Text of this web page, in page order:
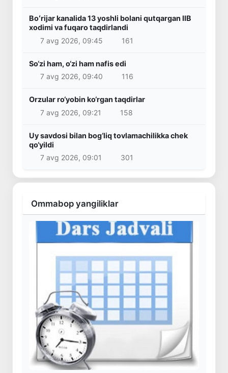
Boʻrijar kanalida 13 yoshli bolani qutqargan IIB
xodimi va fuqaro taqdirlandi
7 avg 2026, 09:45
161
So‘zi ham, o‘zi ham nafis edi
7 avg 2026, 09:40
116
Orzular ro‘yobin ko‘rgan taqdirlar
7 avg 2026, 09:21
158
Uy savdosi bilan bog‘liq tovlamachilikka chek
qo‘yildi
7 avg 2026, 09:01
301
Ommabop yangiliklar